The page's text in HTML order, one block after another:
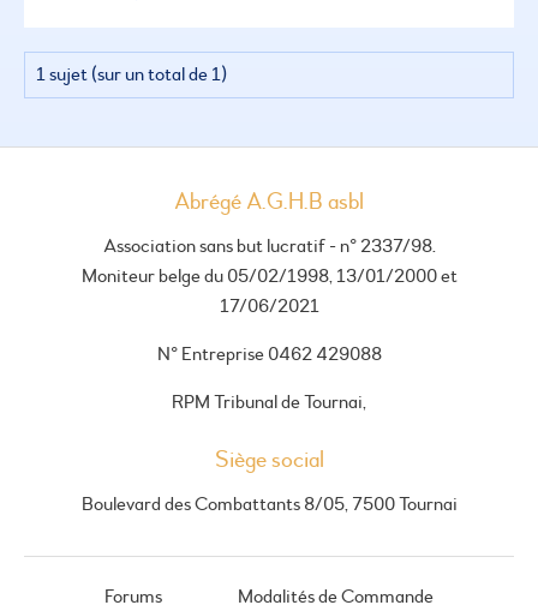
1 sujet (sur un total de 1)
Abrégé A.G.H.B asbl
Association sans but lucratif - n° 2337/98.
Moniteur belge du 05/02/1998, 13/01/2000 et
17/06/2021
N° Entreprise 0462 429088
RPM Tribunal de Tournai,
Siège social
Boulevard des Combattants 8/05, 7500 Tournai
Forums Modalités de Commande